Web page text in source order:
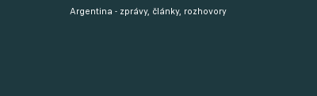
Argentina - zprávy, články, rozhovory